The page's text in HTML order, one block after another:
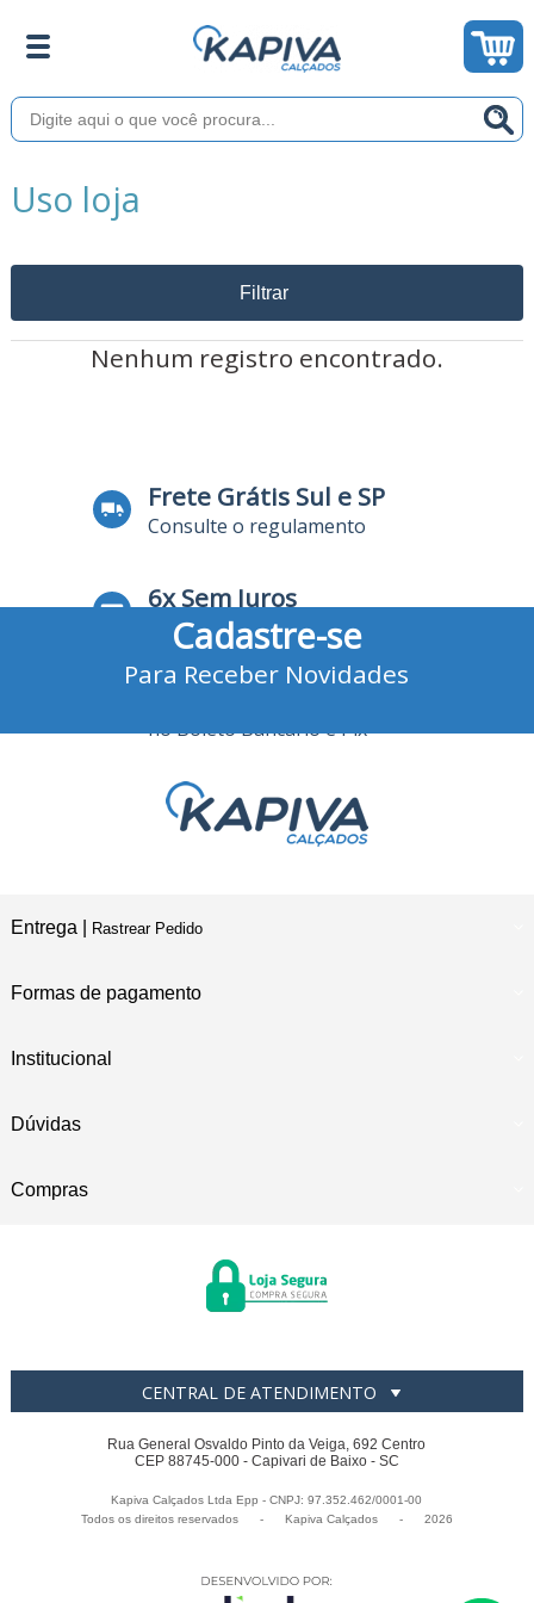
Uso loja
Filtrar
Nenhum registro encontrado.
Frete Grátis Sul e SP
Consulte o regulamento
6x Sem Juros
no Cartão de Crédito
no Boleto Bancário e Pix
Cadastre-se
Para Receber Novidades
Entrega | Rastrear Pedido
Formas de pagamento
Institucional
Dúvidas
Compras
CENTRAL DE ATENDIMENTO
Rua General Osvaldo Pinto da Veiga, 692 Centro
CEP 88745-000 - Capivari de Baixo - SC
Kapiva Calçados Ltda Epp - CNPJ: 97.352.462/0001-00
Todos os direitos reservados
- Kapiva Calçados - 2026